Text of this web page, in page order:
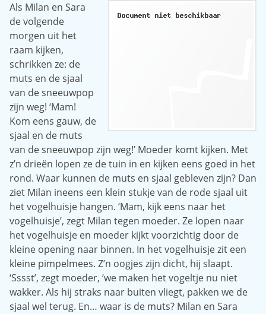
Als Milan en Sara
de volgende
morgen uit het
raam kijken,
schrikken ze: de
muts en de sjaal
van de sneeuwpop
zijn weg! ‘Mam!
Kom eens gauw, de
sjaal en de muts
van de sneeuwpop zijn weg!’ Moeder komt kijken. Met
z’n drieën lopen ze de tuin in en kijken eens goed in het
rond. Waar kunnen de muts en sjaal gebleven zijn? Dan
ziet Milan ineens een klein stukje van de rode sjaal uit
het vogelhuisje hangen. ‘Mam, kijk eens naar het
vogelhuisje’, zegt Milan tegen moeder. Ze lopen naar
het vogelhuisje en moeder kijkt voorzichtig door de
kleine opening naar binnen. In het vogelhuisje zit een
kleine pimpelmees. Z’n oogjes zijn dicht, hij slaapt.
‘Sssst’, zegt moeder, ‘we maken het vogeltje nu niet
wakker. Als hij straks naar buiten vliegt, pakken we de
sjaal wel terug. En… waar is de muts? Milan en Sara